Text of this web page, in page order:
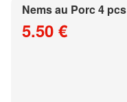
Nems au Porc 4 pcs
5.50 €